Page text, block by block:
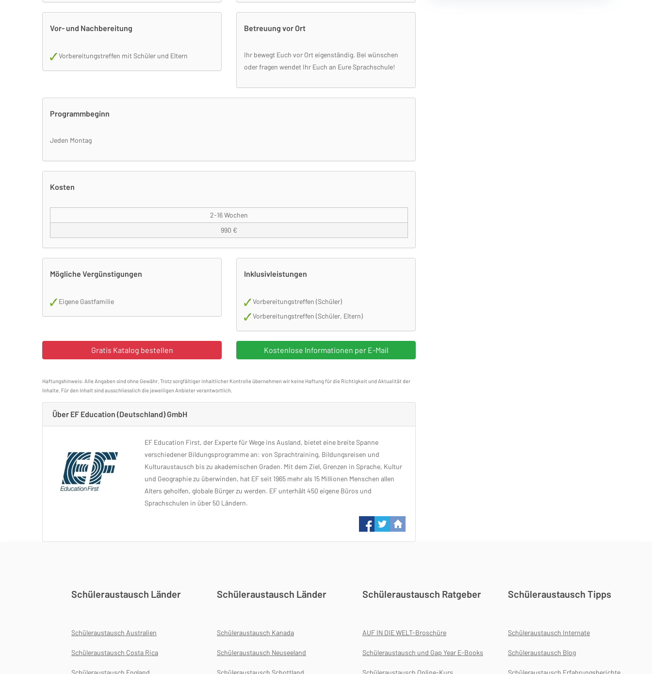
Vor- und Nachbereitung
Vorbereitungstreffen mit Schüler und Eltern
Betreuung vor Ort
Ihr bewegt Euch vor Ort eigenständig. Bei wünschen
oder fragen wendet Ihr Euch an Eure Sprachschule!
Programmbeginn
Jeden Montag
Kosten
2-16 Wochen
990 €
Mögliche Vergünstigungen
Eigene Gastfamilie
Inklusivleistungen
Vorbereitungstreffen (Schüler)
Vorbereitungstreffen (Schüler, Eltern)
Haftungshinweis: Alle Angaben sind ohne Gewähr. Trotz sorgfältiger inhaltlicher Kontrolle übernehmen wir keine Haftung für die Richtigkeit und Aktualität der
Inhalte. Für den Inhalt sind ausschliesslich die jeweiligen Anbieter verantwortlich.
Über EF Education (Deutschland) GmbH
EF Education First, der Experte für Wege ins Ausland, bietet eine breite Spanne
verschiedener Bildungsprogramme an: von Sprachtraining, Bildungsreisen und
Kulturaustausch bis zu akademischen Graden. Mit dem Ziel, Grenzen in Sprache, Kultur
und Geographie zu überwinden, hat EF seit 1965 mehr als 15 Millionen Menschen allen
Alters geholfen, globale Bürger zu werden. EF unterhält 450 eigene Büros und
Sprachschulen in über 50 Ländern.
Schüleraustausch Länder
Schüleraustausch Australien
Schüleraustausch Costa Rica
Schüleraustausch England
Schüleraustausch Länder
Schüleraustausch Kanada
Schüleraustausch Neuseeland
Schüleraustausch Schottland
Schüleraustausch Ratgeber
AUF IN DIE WELT-Broschüre
Schüleraustausch und Gap Year E-Books
Schüleraustausch Online-Kurs
Schüleraustausch Tipps
Schüleraustausch Internate
Schüleraustausch Blog
Schüleraustausch Erfahrungsberichte